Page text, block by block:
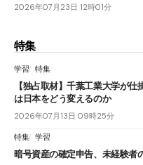
2026年07月23日 12時01分
特集
学習 特集
【独占取材】千葉工業大学が
は日本をどう変えるのか
2026年07月13日 09時25分
特集 学習
暗号資産の確定申告、未経験者